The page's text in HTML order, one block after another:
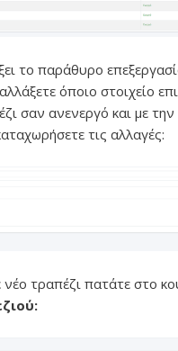
το παράθυρο
όποιο στοιχείο
σαν ανενεργό και με την
τις αλλαγές:
τραπέζι πατάτε στο